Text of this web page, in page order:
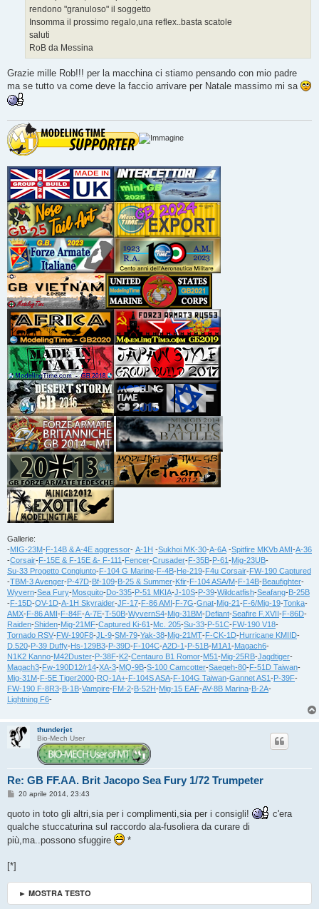
rendono "granuloso" il soggetto
Insomma il prossimo regalo,una reflex..basta scatole
saluti
RoB da Messina
Grazie mille Rob!!! per la macchina ci stiamo pensando con mio padre
ma se tutto va come deve la faccio arrivare per Natale massimo mi sa
Gallerie:
-MIG-23M-F-14B & A-4E aggressor- A-1H -Sukhoi MK-30-A-6A -Spitfire MKVb AMI-A-36
-Corsair-F-15E & F-15E &- F-111-Fencer-Crusader-F-35B-P-61-Mig-23UB-
Su-33 Progetto Congiunto-F-104 G Marine-F-4B-He-219-F4u Corsair-FW-190 Captured
-TBM-3 Avenger-P-47D-Bf-109-B-25 & Summer-Kfir-F-104 ASA/M-F-14B-Beaufighter-
Wyvern-Sea Fury-Mosquito-Do-335-P-51 MKIA-J-10S-P-39-Wildcatfish-Seafang-B-25B
-F-15D-OV-1D-A-1H Skyraider-JF-17-F-86 AMI-F-7G-Gnat-Mig-21-F-6/Mig-19-Tonka-
AMX-F-86 AMI-F-84F-A-7E-T-50B-WyvernS4-Mig-31BM-Defiant-Seafire F.XVII-F-86D-
Raiden-Shiden-Mig-21MF-Captured Ki-61-Mc. 205-Su-33-P-51C-FW-190 V18-
Tornado RSV-FW-190F8-JL-9-SM-79-Yak-38-Mig-21MT-F-CK-1D-Hurricane KMIID-
D.520-P-39 Duffy-Hs-129B3-P-39D-F-104C-A2D-1-P-51B-M1A1-Magach6-
N1K2 Kanno-M42Duster-P-38F-K2-Centauro B1 Romor-M51-Mig-25RB-Jagdtiger-
Magach3-Fw-190D12/r14-XA-3-MQ-9B-S-100 Camcotter-Saeqeh-80-F-51D Taiwan-
Mig-31M-F-5E Tiger2000-RQ-1A+-F-104S ASA-F-104G Taiwan-Gannet AS1-P-39F-
FW-190 F-8R3-B-1B-Vampire-FM-2-B-52H-Mig-15 EAF-AV-8B Marina-B-2A-
Lightning F6-
thunderjet
Bio-Mech User
Re: GB FF.AA. Brit Jacopo Sea Fury 1/72 Trumpeter
M
s
s
a
g
g
o
20 aprile 2014, 23:43
quoto in toto gli altri,sia per i complimenti,sia per i consigli!
c'era
qualche stuccaturina sul raccordo ala-fusoliera da curare di
più,ma..possono sfuggire
*
[*]
► MOSTRA TESTO